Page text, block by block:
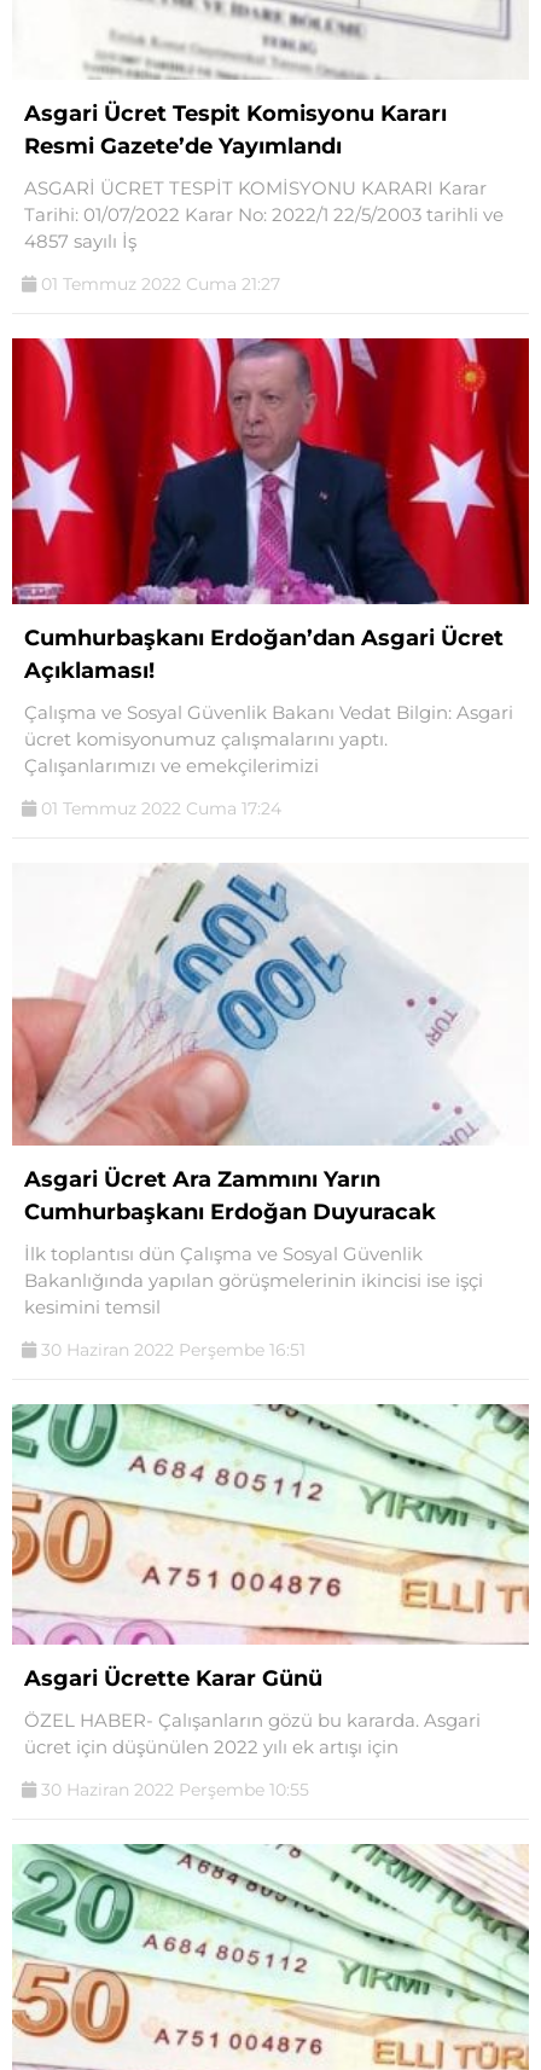
Asgari Ücret Tespit Komisyonu Kararı
Resmi Gazete’de Yayımlandı
ASGARİ ÜCRET TESPİT KOMİSYONU KARARI Karar
Tarihi: 01/07/2022 Karar No: 2022/1 22/5/2003 tarihli ve
4857 sayılı İş
01 Temmuz 2022 Cuma 21:27
Cumhurbaşkanı Erdoğan’dan Asgari Ücret
Açıklaması!
Çalışma ve Sosyal Güvenlik Bakanı Vedat Bilgin: Asgari
ücret komisyonumuz çalışmalarını yaptı.
Çalışanlarımızı ve emekçilerimizi
01 Temmuz 2022 Cuma 17:24
Asgari Ücret Ara Zammını Yarın
Cumhurbaşkanı Erdoğan Duyuracak
İlk toplantısı dün Çalışma ve Sosyal Güvenlik
Bakanlığında yapılan görüşmelerinin ikincisi ise işçi
kesimini temsil
30 Haziran 2022 Perşembe 16:51
Asgari Ücrette Karar Günü
ÖZEL HABER- Çalışanların gözü bu kararda. Asgari
ücret için düşünülen 2022 yılı ek artışı için
30 Haziran 2022 Perşembe 10:55